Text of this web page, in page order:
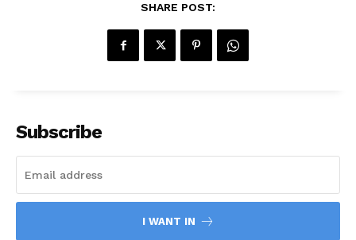
SHARE POST:
Subscribe
I WANT IN